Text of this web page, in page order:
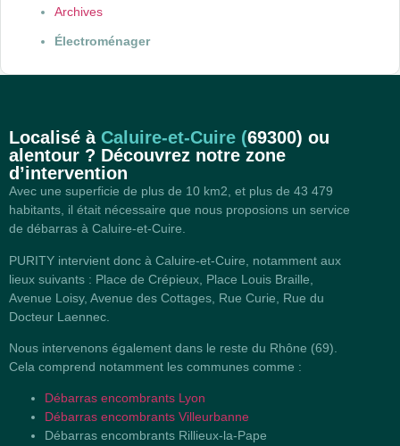
Archives
Électroménager
Localisé à Caluire-et-Cuire (69300) ou
alentour ? Découvrez notre zone
d’intervention
Avec une superficie de plus de 10 km2, et plus de 43 479
habitants, il était nécessaire que nous proposions un service
de débarras à Caluire-et-Cuire.
PURITY intervient donc à Caluire-et-Cuire, notamment aux
lieux suivants : Place de Crépieux, Place Louis Braille,
Avenue Loisy, Avenue des Cottages, Rue Curie, Rue du
Docteur Laennec.
Nous intervenons également dans le reste du Rhône (69).
Cela comprend notamment les communes comme :
Débarras encombrants Lyon
Débarras encombrants Villeurbanne
Débarras encombrants Rillieux-la-Pape